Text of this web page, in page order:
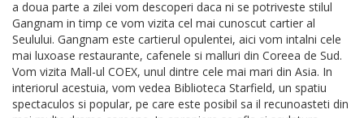
a doua parte a zilei vom descoperi daca ni se potriveste stilul
Gangnam in timp ce vom vizita cel mai cunoscut cartier al
Seulului. Gangnam este cartierul opulentei, aici vom intalni cele
mai luxoase restaurante, cafenele si malluri din Coreea de Sud.
Vom vizita Mall-ul COEX, unul dintre cele mai mari din Asia. In
interiorul acestuia, vom vedea Biblioteca Starfield, un spatiu
spectaculos si popular, pe care este posibil sa il recunoasteti din